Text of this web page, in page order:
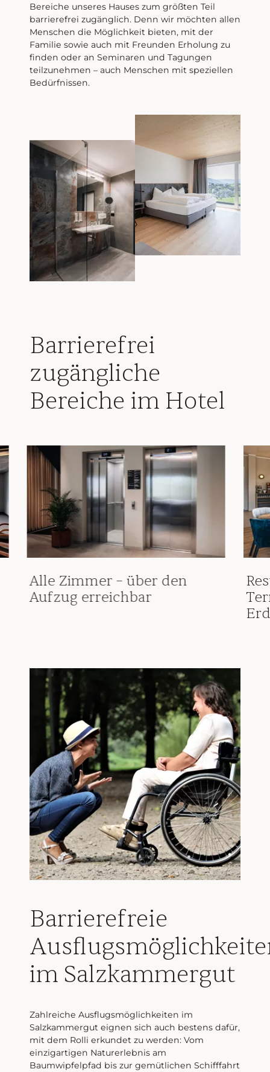
Bereiche unseres Hauses zum größten Teil
barrierefrei zugänglich. Denn wir möchten allen
Menschen die Möglichkeit bieten, mit der
Familie sowie auch mit Freunden Erholung zu
finden oder an Seminaren und Tagungen
teilzunehmen – auch Menschen mit speziellen
Bedürfnissen.
Barrierefrei
zugängliche
Bereiche im Hotel
Alle Zimmer – über den
Aufzug erreichbar
Barrierefreie
im Salzkammergut
Zahlreiche Ausflugsmöglichkeiten im
Salzkammergut eignen sich auch bestens dafür,
mit dem Rolli erkundet zu werden: Vom
einzigartigen Naturerlebnis am
Baumwipfelpfad bis zur gemütlichen Schifffahrt